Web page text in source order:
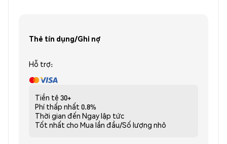
Thẻ tín dụng/Ghi nợ
Hỗ trợ:
Tiền tệ 30+
Phí thấp nhất 0.8%
Thời gian đến Ngay lập tức
Tốt nhất cho Mua lần đầu/Số lượng nhỏ